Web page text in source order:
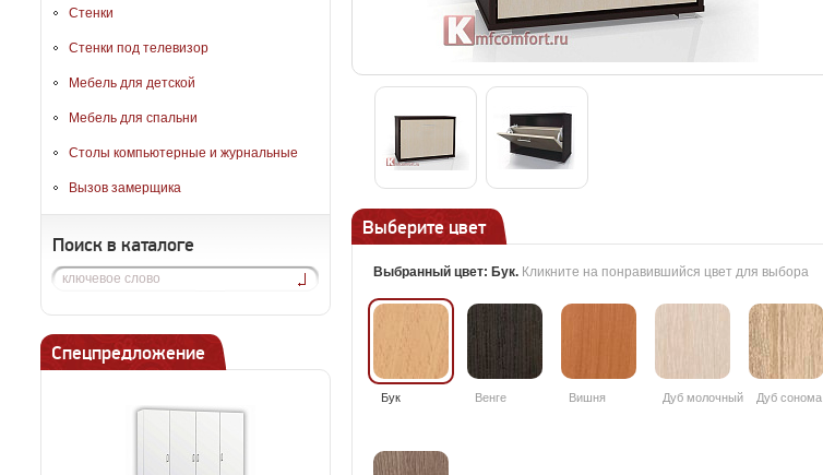
Стенки
Стенки под телевизор
Мебель для детской
Мебель для спальни
Столы компьютерные и журнальные
Вызов замерщика
Поиск в каталоге
Спецпредложение
Выберите цвет
Выбранный цвет: Бук. Кликните на понравившийся цвет для выбора
Бук Венге Вишня Дуб молочный Дуб сонома